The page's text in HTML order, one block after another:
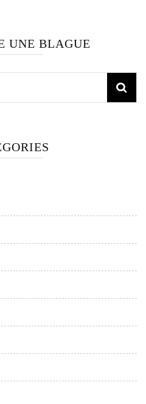
UNE BLAGUE